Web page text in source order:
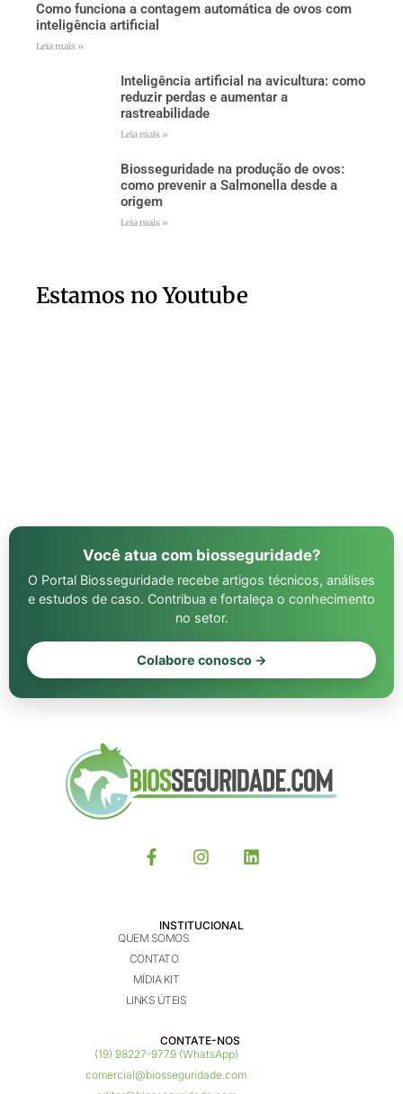
Como funciona a contagem automática de ovos com
inteligência artificial
Leia mais »
Inteligência artificial na avicultura: como
reduzir perdas e aumentar a
rastreabilidade
Leia mais »
Biosseguridade na produção de ovos:
como prevenir a Salmonella desde a
origem
Leia mais »
Estamos no Youtube
Você atua com biosseguridade?
O Portal Biosseguridade recebe artigos técnicos, análises
e estudos de caso. Contribua e fortaleça o conhecimento
no setor.
Colabore conosco →
INSTITUCIONAL
QUEM SOMOS
CONTATO
MÍDIA KIT
LINKS ÚTEIS
CONTATE-NOS ​
(19) 98227-9779 (WhatsApp)
comercial@biosseguridade.com